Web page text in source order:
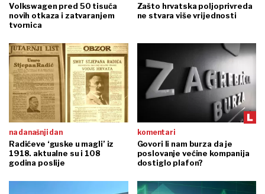
Volkswagen pred 50 tisuća
novih otkaza i zatvaranjem
tvornica
Zašto hrvatska poljoprivreda
ne stvara više vrijednosti
na današnji dan
Radićeve ‘guske u magli’ iz
1918. aktualne su i 108
godina poslije
komentari
Govori li nam burza da je
poslovanje većine kompanija
dostiglo plafon?